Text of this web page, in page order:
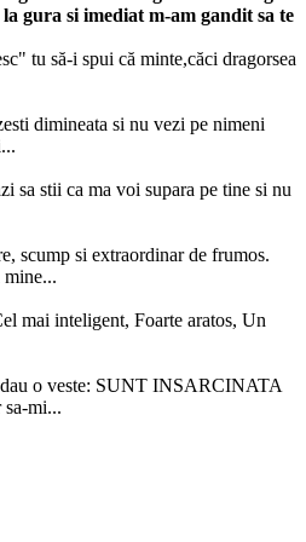
gura si imediat m-am gandit sa te
tu să-i spui că minte,căci dragorsea
dimineata si nu vezi pe nimeni
sa stii ca ma voi supara pe tine si nu
scump si extraordinar de frumos.
mine...
mai inteligent, Foarte aratos, Un
o veste: SUNT INSARCINATA
mi...